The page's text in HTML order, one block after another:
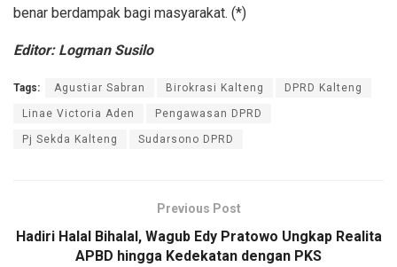
benar berdampak bagi masyarakat. (*)
Editor: Logman Susilo
Tags: Agustiar Sabran Birokrasi Kalteng DPRD Kalteng
Linae Victoria Aden Pengawasan DPRD
Pj Sekda Kalteng Sudarsono DPRD
Previous Post
Hadiri Halal Bihalal, Wagub Edy Pratowo Ungkap Realita
APBD hingga Kedekatan dengan PKS